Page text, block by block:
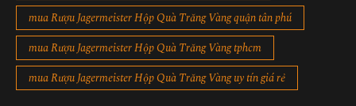
mua Rượu Jagermeister Hộp Quà Trăng Vàng quận tân phú
mua Rượu Jagermeister Hộp Quà Trăng Vàng tphcm
mua Rượu Jagermeister Hộp Quà Trăng Vàng uy tín giá rẻ